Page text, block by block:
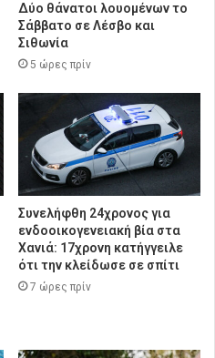
Δύο θάνατοι λουομένων το
Σάββατο σε Λέσβο και
Σιθωνία
5 ώρες πρίν
Συνελήφθη 24χρονος για
ενδοοικογενειακή βία στα
Χανιά: 17χρονη κατήγγειλε
ότι την κλείδωσε σε σπίτι
7 ώρες πρίν